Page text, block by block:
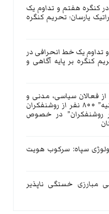
در کنگره هفتم و تداوم یک
یارسان؛ تحریم کنگره
تداوم یک خط انحرافی در
کنگره بر پایه آگاهی و
از فعالان سیاسی، مدنی و
فرهنگی کرد”در واکنش به بیانیه” ۸۰۰ نفر از روشنفکران
روشنفکران” در خصوص
سپاه: سرکوب هویت
مبارزی خستگی ناپذیر